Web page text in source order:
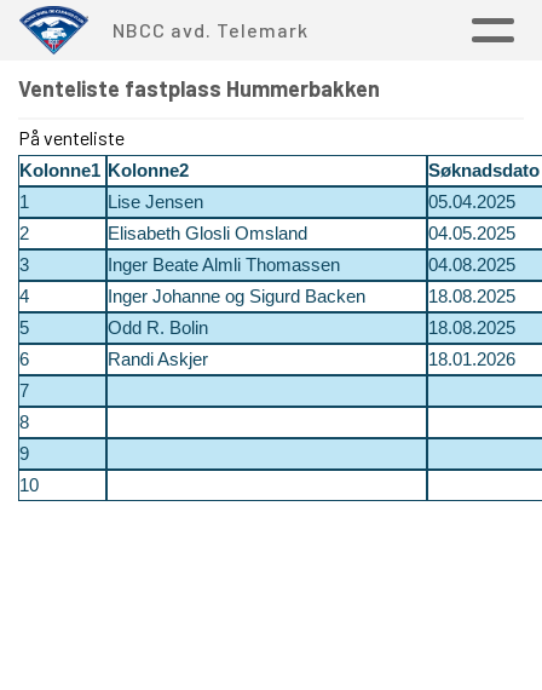
NBCC avd. Telemark
Venteliste fastplass Hummerbakken
På venteliste
Kolonne1 Kolonne2
Søknadsdato
1
Lise Jensen
05.04.2025
2
Elisabeth Glosli Omsland
04.05.2025
3
Inger Beate Almli Thomassen
04.08.2025
4
Inger Johanne og Sigurd Backen
18.08.2025
5
Odd R. Bolin
18.08.2025
6
Randi Askjer
18.01.2026
7
8
9
10